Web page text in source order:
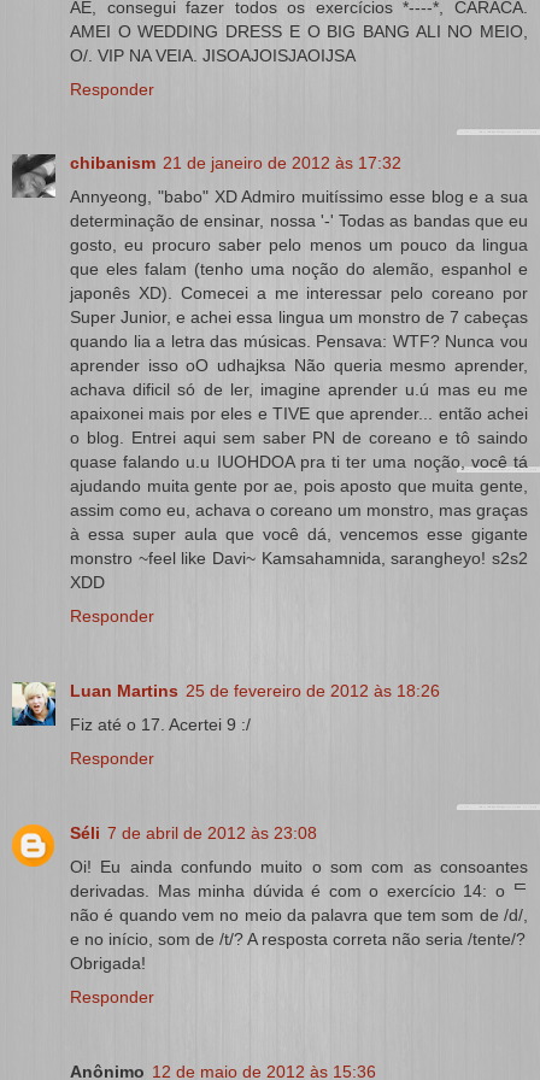
AE, consegui fazer todos os exercícios *----*, CARACA.
AMEI O WEDDING DRESS E O BIG BANG ALI NO MEIO,
O/. VIP NA VEIA. JISOAJOISJAOIJSA
Responder
chibanism 21 de janeiro de 2012 às 17:32
Annyeong, "babo" XD Admiro muitíssimo esse blog e a sua
determinação de ensinar, nossa '-' Todas as bandas que eu
gosto, eu procuro saber pelo menos um pouco da lingua
que eles falam (tenho uma noção do alemão, espanhol e
japonês XD). Comecei a me interessar pelo coreano por
Super Junior, e achei essa lingua um monstro de 7 cabeças
quando lia a letra das músicas. Pensava: WTF? Nunca vou
aprender isso oO udhajksa Não queria mesmo aprender,
achava dificil só de ler, imagine aprender u.ú mas eu me
apaixonei mais por eles e TIVE que aprender... então achei
o blog. Entrei aqui sem saber PN de coreano e tô saindo
quase falando u.u IUOHDOA pra ti ter uma noção, você tá
ajudando muita gente por ae, pois aposto que muita gente,
assim como eu, achava o coreano um monstro, mas graças
à essa super aula que você dá, vencemos esse gigante
monstro ~feel like Davi~ Kamsahamnida, sarangheyo! s2s2
XDD
Responder
Luan Martins 25 de fevereiro de 2012 às 18:26
Fiz até o 17. Acertei 9 :/
Responder
Séli 7 de abril de 2012 às 23:08
Oi! Eu ainda confundo muito o som com as consoantes
derivadas. Mas minha dúvida é com o exercício 14: o ᄃ
não é quando vem no meio da palavra que tem som de /d/,
e no início, som de /t/? A resposta correta não seria /tente/?
Obrigada!
Responder
Anônimo 12 de maio de 2012 às 15:36